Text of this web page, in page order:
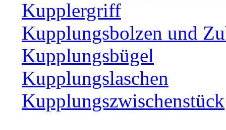
Kupplergriff
Kupplungsbolzen und
Kupplungsbügel
Kupplungslaschen
Kupplungszwischenstück